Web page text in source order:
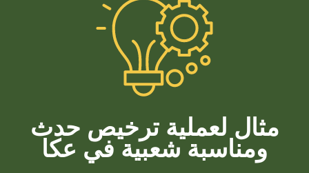
مثال لعملية ترخيص حدث
ومناسبة شعبية في عكا